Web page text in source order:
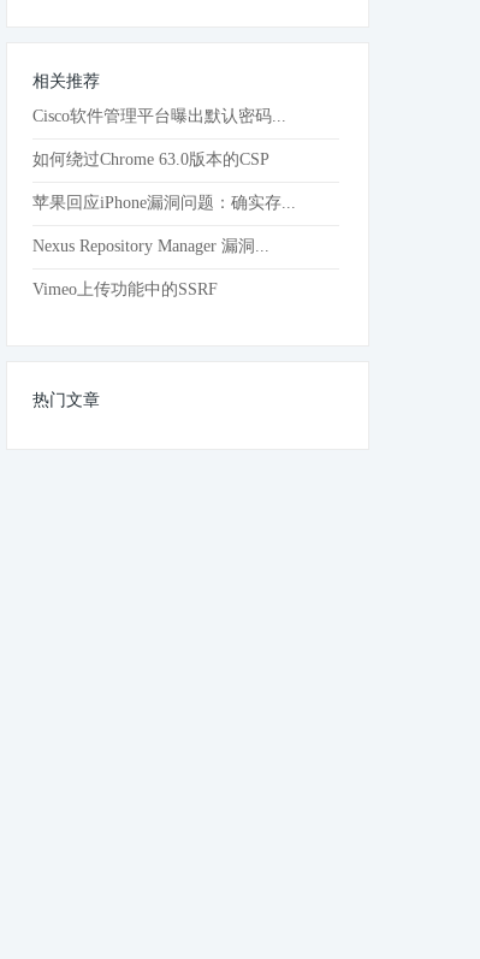
相关推荐
Cisco软件管理平台曝出默认密码...
如何绕过Chrome 63.0版本的CSP
苹果回应iPhone漏洞问题：确实存...
Nexus Repository Manager 漏洞...
Vimeo上传功能中的SSRF
热门文章